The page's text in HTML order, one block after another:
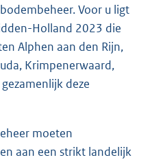
Voor u ligt
Holland 2023 die
Alphen aan den Rijn,
Krimpenerwaard,
deze
moeten
aan een strikt landelijk